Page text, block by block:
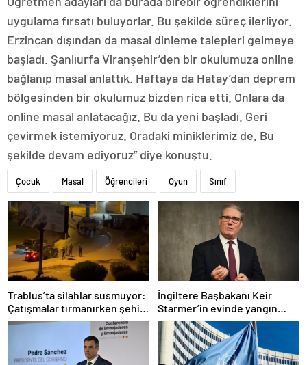
uygulama fırsatı buluyorlar. Bu şekilde süreç ilerliyor.
Erzincan dışından da masal dinleme talepleri gelmeye
başladı. Şanlıurfa Viranşehir’den bir okulumuza online
bağlanıp masal anlattık. Haftaya da Hatay’dan deprem
bölgesinden bir okulumuz bizden rica etti. Onlara da
online masal anlatacağız. Bu da yeni başladı. Geri
çevirmek istemiyoruz. Oradaki miniklerimiz de. Bu
şekilde devam ediyoruz” diye konuştu.
Çocuk Masal Öğrencileri Oyun Sınıf
Trablus’ta silahlar susmuyor:
Çatışmalar tırmanırken şehir
alarmda
İngiltere Başbakanı Keir
Starmer’in evinde yangın
çıktı